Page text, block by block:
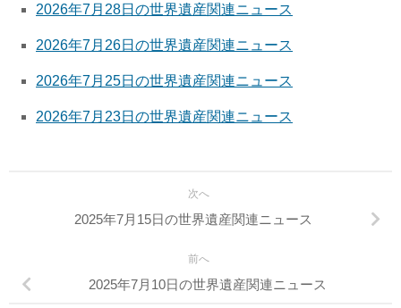
2026年7月28日の世界遺産関連ニュース
2026年7月26日の世界遺産関連ニュース
2026年7月25日の世界遺産関連ニュース
2026年7月23日の世界遺産関連ニュース
次へ
2025年7月15日の世界遺産関連ニュース
前へ
2025年7月10日の世界遺産関連ニュース